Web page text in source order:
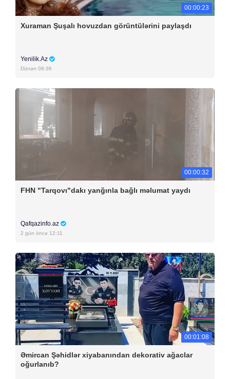
00:00:23
Xuraman Şuşalı hovuzdan görüntülərini paylaşdı
Yenilik.Az
Dünən 08:36
00:00:32
FHN "Tarqovı"dakı yanğınla bağlı məlumat yaydı
Qafqazinfo.az
2 gün öncə 12:11
00:01:08
Əmircan Şəhidlər xiyabanından dekorativ ağaclar
oğurlanıb?